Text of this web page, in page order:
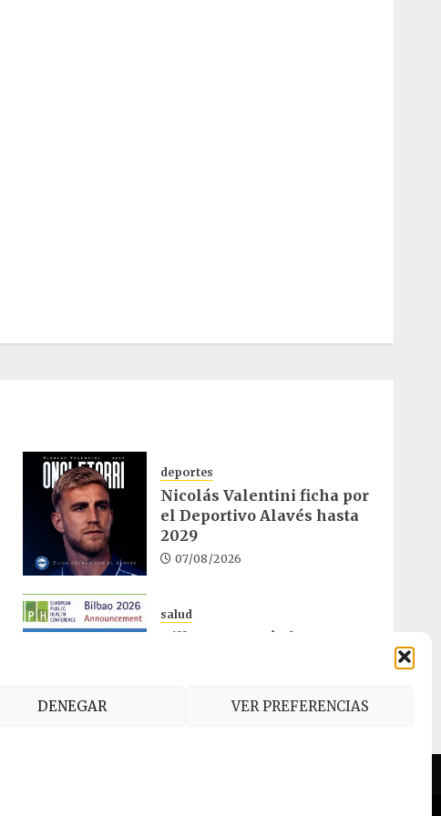
DENEGAR VER PREFERENCIAS
deportes
Nicolás Valentini ficha por
el Deportivo Alavés hasta
2029
07/08/2026
salud
Bilbao acogerá el mayor
06/08/2026